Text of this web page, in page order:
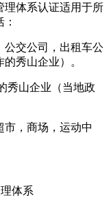
理体系认证适用于所
交公司，出租车公
秀山企业）。
秀山企业（当地政
，商场，运动中
体系